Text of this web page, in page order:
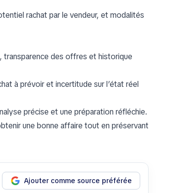
rachat par le vendeur, et modalités
transparence des offres et historique
à prévoir et incertitude sur l’état réel
précise et une préparation réfléchie.
une bonne affaire tout en préservant
Ajouter comme source préférée